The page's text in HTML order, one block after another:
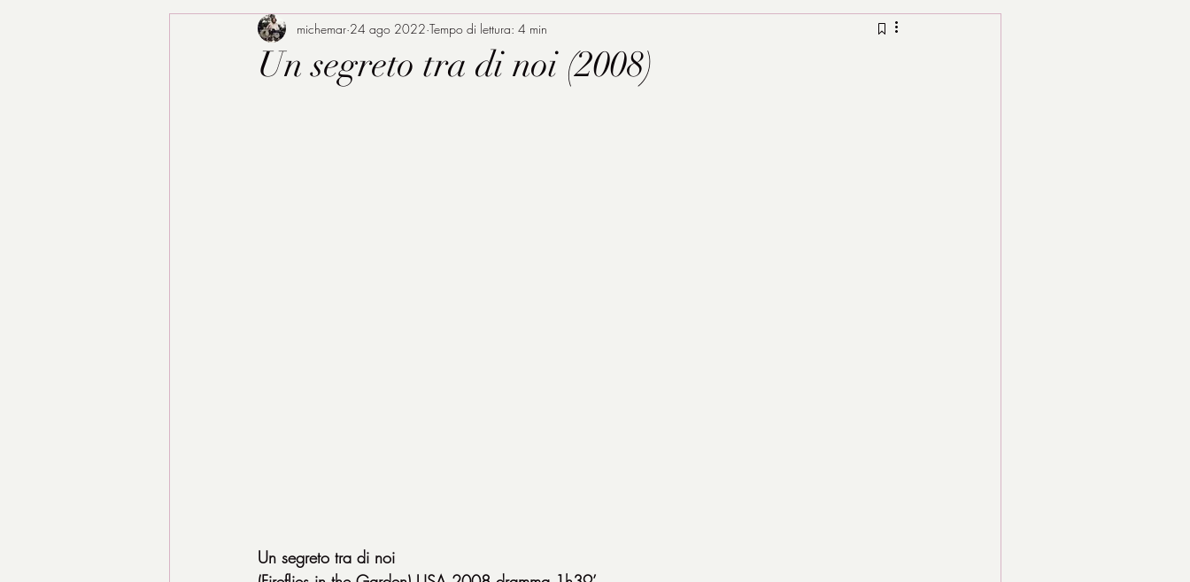
Un segreto tra di noi (2008)
michemar 24 ago 2022 Tempo di lettura: 4 min
Un segreto tra di noi